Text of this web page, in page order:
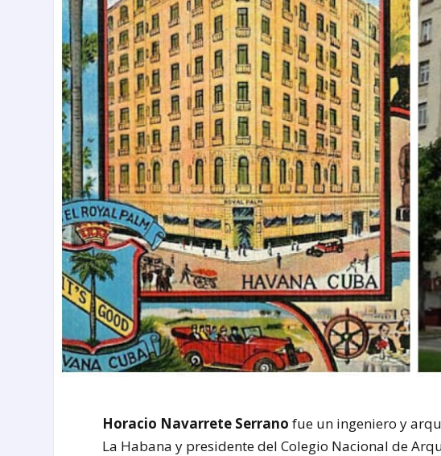
Horacio Navarrete Serrano fue un ingeniero y
La Habana y presidente del Colegio Nacional de